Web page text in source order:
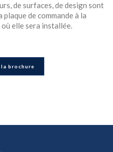
de surfaces, de design sont
de commande à la
elle sera installée.
brochure